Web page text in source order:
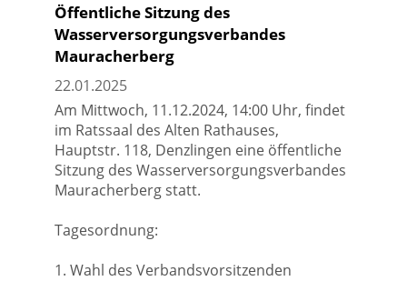
Öffentliche Sitzung des
Wasserversorgungsverbandes
Mauracherberg
22.01.2025
Am Mittwoch, 11.12.2024, 14:00 Uhr, findet
im Ratssaal des Alten Rathauses,
Hauptstr. 118, Denzlingen eine öffentliche
Sitzung des Wasserversorgungsverbandes
Mauracherberg statt.
Tagesordnung:
1. Wahl des Verbandsvorsitzenden